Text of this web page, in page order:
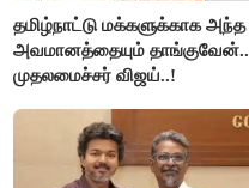
தமிழ்நாட்டு மக்களுக்காக அந்த
அவமானத்தையும் தாங்குவேன்..
முதலமைச்சர் விஜய்..!